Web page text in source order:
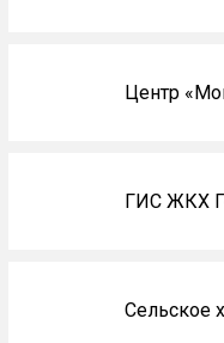
Центр
ГИС ЖКХ
Сельское